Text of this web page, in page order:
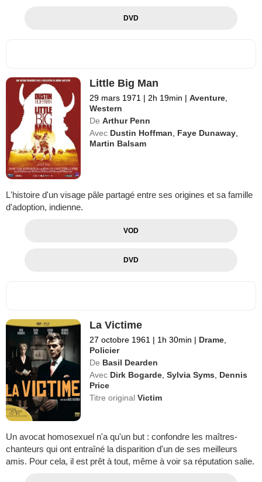
DVD
Little Big Man
29 mars 1971 | 2h 19min | Aventure
Western
De Arthur Penn
Avec Dustin Hoffman Faye Dunaway
Martin Balsam
L'histoire d'un visage pâle partagé entre ses origines et sa famille
d'adoption, indienne.
VOD
DVD
La Victime
27 octobre 1961 | 1h 30min | Drame
Policier
De Basil Dearden
Avec Dirk Bogarde ,Sylvia Syms
Dennis
Price
Titre originalVictim
Un avocat homosexuel n'a qu'un but : confondre les maîtres-
chanteurs qui ont entraîné la disparition d'un de ses meilleurs
amis. Pour cela, il est prêt à tout, même à voir sa réputation salie.